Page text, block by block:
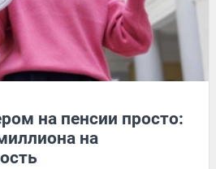
на пенсии просто:
на